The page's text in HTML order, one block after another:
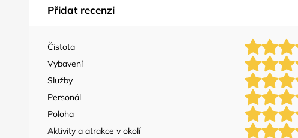
Přidat recenzi
Čistota
Vybavení
Služby
Personál
Poloha
Aktivity a atrakce v okolí